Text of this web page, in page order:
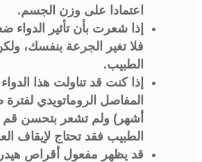
اعتمادا على وزن الجسم.
إذا شعرت بأن تأثير الدواء
فلا تغير الجرعة بنفسك،
الطبيب.
إذا كنت قد تناولت هذا
أشهر) ولم تشعر بتحسن قم
الطبيب فقد تحتاج لإيقاف
قد يظهر مفعول أقراص